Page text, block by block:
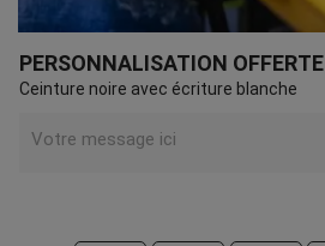
PERSONNALISATION OFFERTE
Ceinture noire avec écriture blanche